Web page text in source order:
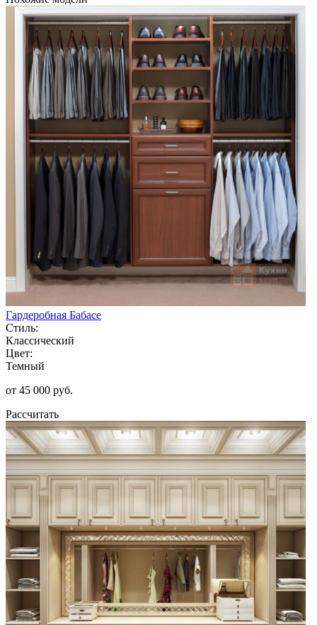
Гардеробная Бабасе
Стиль:
Классический
Цвет:
Темный
от 45 000 руб.
Рассчитать